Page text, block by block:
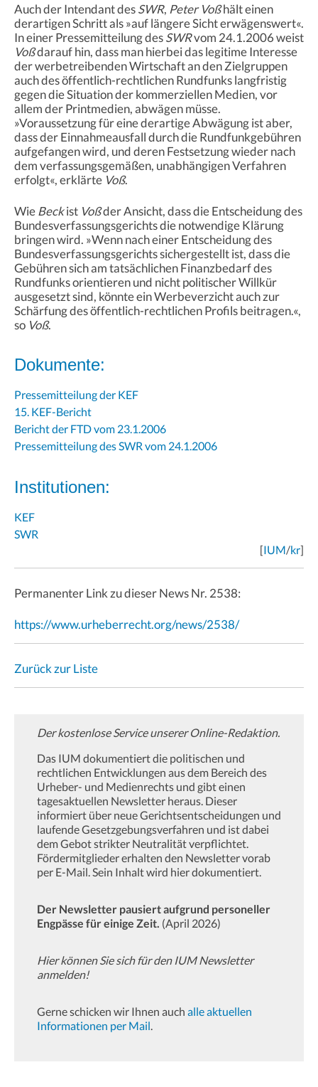
Auch der Intendant desSWR, Peter Voßhält einen
derartigen Schritt als »auf längere Sicht erwägenswert«.
In einer Pressemitteilung desSWRvom 24.1.2006 weist
Voßdarauf hin, dass man hierbei das legitime Interesse
der werbetreibenden Wirtschaft an den Zielgruppen
auch des öffentlich-rechtlichen Rundfunks langfristig
gegen die Situation der kommerziellen Medien, vor
allem der Printmedien, abwägen müsse.
»Voraussetzung für eine derartige Abwägung ist aber,
dass der Einnahmeausfall durch die Rundfunkgebühren
aufgefangen wird, und deren Festsetzung wieder nach
dem verfassungsgemäßen, unabhängigen Verfahren
erfolgt«, erklärte Voß.
WieBeckist Voßder Ansicht, dass die Entscheidung des
Bundesverfassungsgerichts die notwendige Klärung
bringen wird. »Wenn nach einer Entscheidung des
Bundesverfassungsgerichts sichergestellt ist, dass die
Gebühren sich am tatsächlichen Finanzbedarf des
Rundfunks orientieren und nicht politischer Willkür
ausgesetzt sind, könnte ein Werbeverzicht auch zur
Schärfung des öffentlich-rechtlichen Profils beitragen.«,
so Voß.
Dokumente:
Pressemitteilung der KEF
15. KEF-Bericht
Bericht der FTD vom 23.1.2006
Pressemitteilung des SWR vom 24.1.2006
Institutionen:
KEF
SWR
[IUM/kr]
Permanenter Link zu dieser News Nr. 2538:
https://www.urheberrecht.org/news/2538/
Zurück zur Liste
Der kostenlose Service unserer Online-Redaktion.
Das IUM dokumentiert die politischen und
rechtlichen Entwicklungen aus dem Bereich des
Urheber- und Medienrechts und gibt einen
tagesaktuellen Newsletter heraus. Dieser
informiert über neue Gerichtsentscheidungen und
laufende Gesetzgebungsverfahren und ist dabei
dem Gebot strikter Neutralität verpflichtet.
Fördermitglieder erhalten den Newsletter vorab
per E-Mail. Sein Inhalt wird hier dokumentiert.
Der Newsletter pausiert aufgrund personeller
Engpässe für einige Zeit. (April 2026)
Hier können Sie sich für den IUM Newsletter
anmelden!
Gerne schicken wir Ihnen auch alle aktuellen
Informationen per Mail.